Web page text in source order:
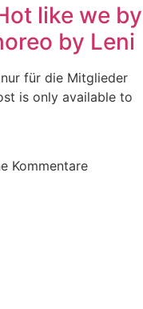
like we by
by Leni
für die Mitglieder
is only available to
Kommentare